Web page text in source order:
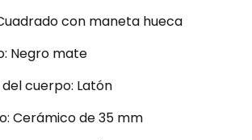
con maneta hueca
Negro mate
cuerpo: Latón
Cerámico de 35 mm